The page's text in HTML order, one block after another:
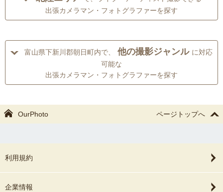
出張カメラマン・フォトグラファーを探す
富山県下新川郡朝日町内で、 他の撮影ジャンル に対応
可能な
出張カメラマン・フォトグラファーを探す
OurPhoto ページトップへ
利用規約
企業情報